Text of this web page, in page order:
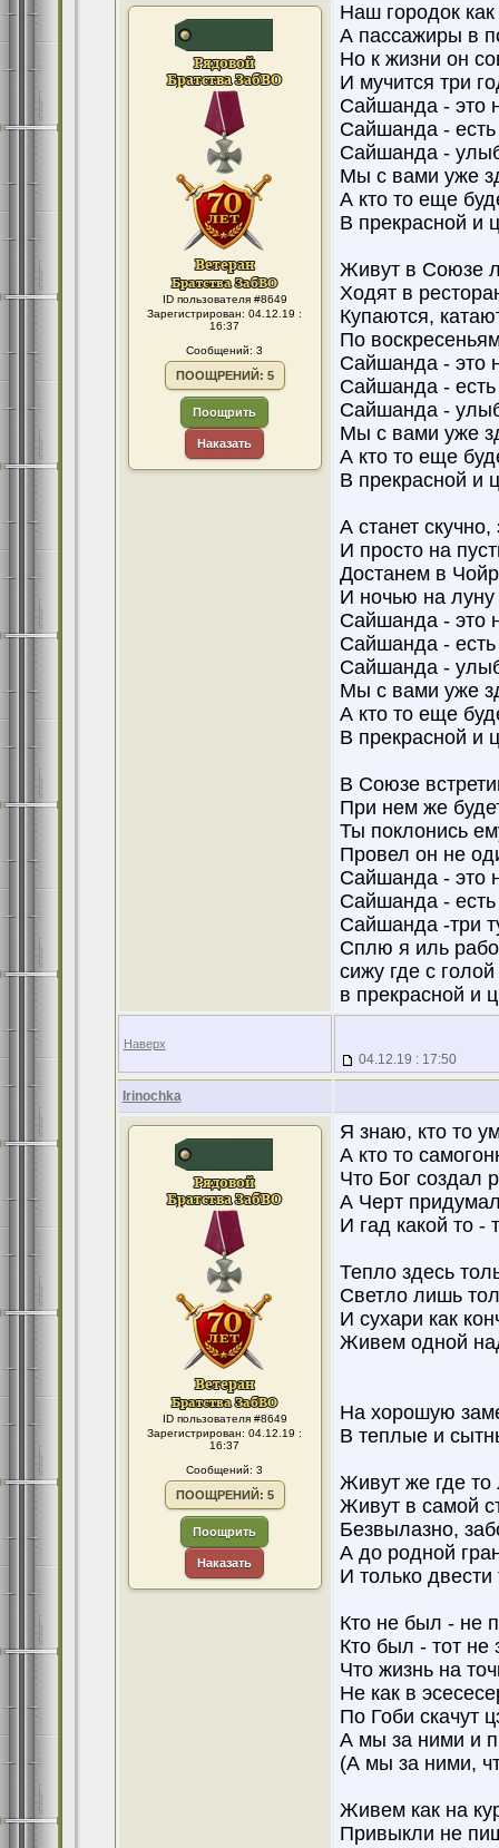
ID пользователя #8649
Зарегистрирован: 04.12.19 :
16:37
Сообщений: 3
ПООЩРЕНИЙ: 5
Поощрить
Наказать
Наш городок
А пассажиры в
Но к жизни он
И мучится три
Сайшанда - это
Сайшанда - есть
Сайшанда -
Мы с вами уже
А кто то еще
В прекрасной и
Живут в Союзе
Ходят в
Купаются,
По
Сайшанда - это
Сайшанда - есть
Сайшанда -
Мы с вами уже
А кто то еще
В прекрасной и
А станет
И просто на
Достанем в
И ночью на луну
Сайшанда - это
Сайшанда - есть
Сайшанда -
Мы с вами уже
А кто то еще
В прекрасной и
В Союзе
При нем же
Ты поклонись
Провел он не
Сайшанда - это
Сайшанда - есть
Сайшанда -три
Сплю я иль
сижу где с
в прекрасной и
Наверх
04.12.19 : 17:50
Irinochka
ID пользователя #8649
Зарегистрирован: 04.12.19 :
16:37
Сообщений: 3
ПООЩРЕНИЙ: 5
Поощрить
Наказать
Я знаю, кто то
А кто то
Что Бог создал
А Черт
И гад какой то -
Тепло здесь
Светло лишь
И сухари как
Живем одной
На хорошую
В теплые и
Живут же где
Живут в самой
Безвылазно,
А до родной
И только
Кто не был - не
Кто был - тот не
Что жизнь на
Не как в
По Гоби скачут
А мы за ними и
(А мы за ними,
Живем как на
Привыкли не